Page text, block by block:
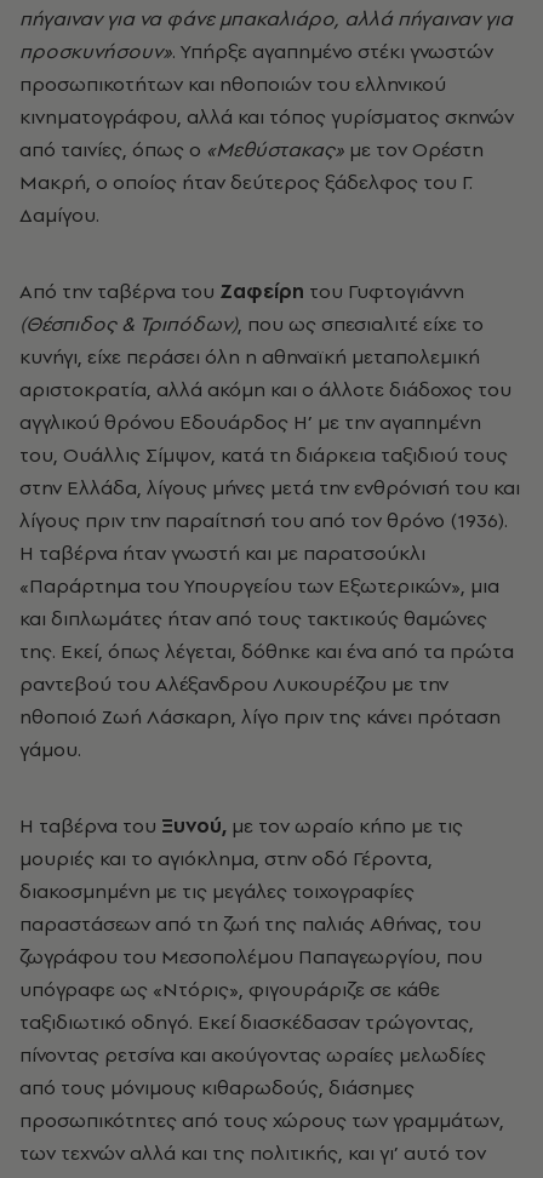
πήγαιναν για να φάνε μπακαλιάρο, αλλά πήγαιναν για
προσκυνήσουν». Υπήρξε αγαπημένο στέκι γνωστών
προσωπικοτήτων και ηθοποιών του ελληνικού
κινηματογράφου, αλλά και τόπος γυρίσματος σκηνών
από ταινίες, όπως ο «Μεθύστακας» με τον Ορέστη
Μακρή, ο οποίος ήταν δεύτερος ξάδελφος του Γ.
Δαμίγου.
Από την ταβέρνα του Ζαφείρη του Γυφτογιάννη
(Θέσπιδος & Τριπόδων), που ως σπεσιαλιτέ είχε το
κυνήγι, είχε περάσει όλη η αθηναϊκή μεταπολεμική
αριστοκρατία, αλλά ακόμη και ο άλλοτε διάδοχος του
αγγλικού θρόνου Εδουάρδος Η’ με την αγαπημένη
του, Ουάλλις Σίμψον, κατά τη διάρκεια ταξιδιού τους
στην Ελλάδα, λίγους μήνες μετά την ενθρόνισή του και
λίγους πριν την παραίτησή του από τον θρόνο (1936).
Η ταβέρνα ήταν γνωστή και με παρατσούκλι
«Παράρτημα του Υπουργείου των Εξωτερικών», μια
και διπλωμάτες ήταν από τους τακτικούς θαμώνες
της. Εκεί, όπως λέγεται, δόθηκε και ένα από τα πρώτα
ραντεβού του Αλέξανδρου Λυκουρέζου με την
ηθοποιό Ζωή Λάσκαρη, λίγο πριν της κάνει πρόταση
γάμου.
Η ταβέρνα του Ξυνού, με τον ωραίο κήπο με τις
μουριές και το αγιόκλημα, στην οδό Γέροντα,
διακοσμημένη με τις μεγάλες τοιχογραφίες
παραστάσεων από τη ζωή της παλιάς Αθήνας, του
ζωγράφου του Μεσοπολέμου Παπαγεωργίου, που
υπόγραφε ως «Ντόρις», φιγουράριζε σε κάθε
ταξιδιωτικό οδηγό. Εκεί διασκέδασαν τρώγοντας,
πίνοντας ρετσίνα και ακούγοντας ωραίες μελωδίες
από τους μόνιμους κιθαρωδούς, διάσημες
προσωπικότητες από τους χώρους των γραμμάτων,
των τεχνών αλλά και της πολιτικής, και γι’ αυτό τον